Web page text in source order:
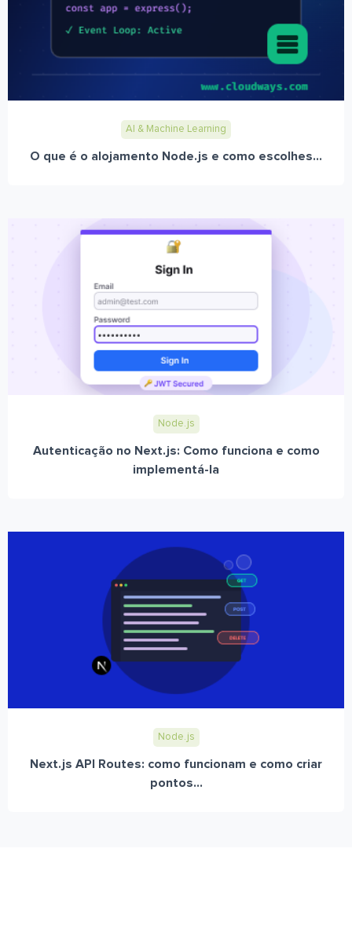
AI & Machine Learning
O que é o alojamento Node.js e como escolhes...
Node.js
Autenticação no Next.js: Como funciona e como
implementá-la
Node.js
Next.js API Routes: como funcionam e como criar
pontos...